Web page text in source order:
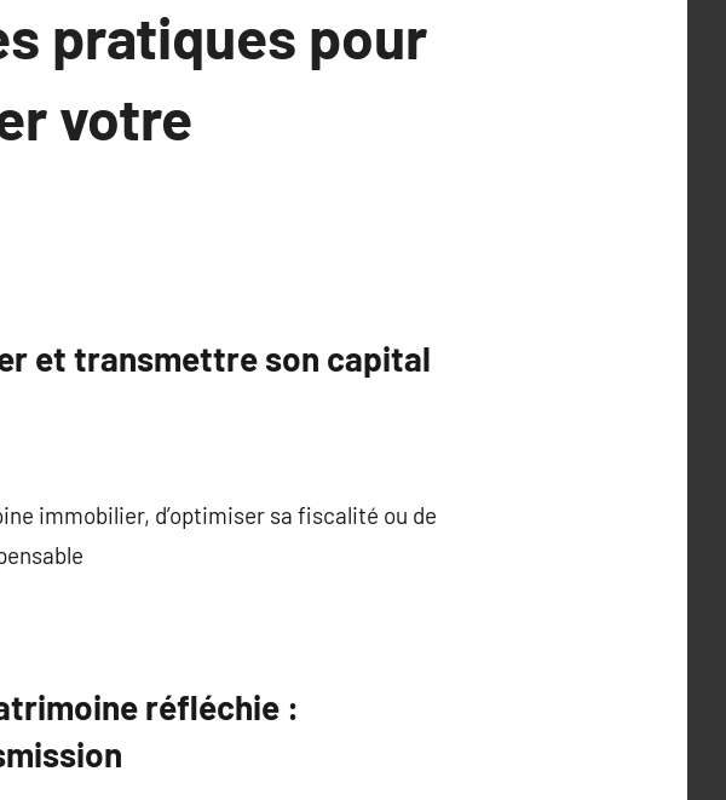
pratiques pour
votre
et transmettre son capital
immobilier, d’optimiser sa fiscalité ou de
réfléchie :